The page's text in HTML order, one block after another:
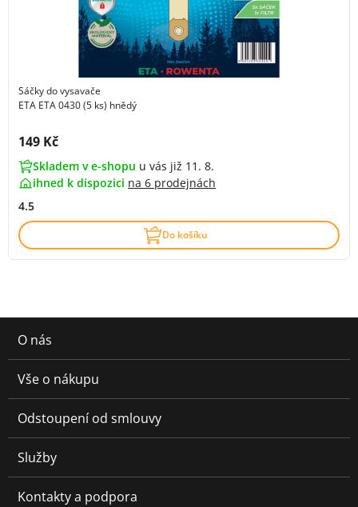
Sáčky do vysavače
ETA ETA 0430 (5 ks) hnědý
Cena s DPH:
149 Kč
Skladem v e-shopu u vás již 11. 8.
ihned k dispozici na 6 prodejnách
4.5
Do košíku
O nás
Vše o nákupu
Odstoupení od smlouvy
Služby
Kontakty a podpora